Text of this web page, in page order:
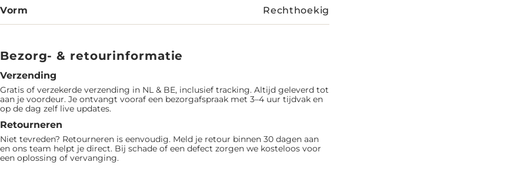
Vorm Rechthoekig
Bezorg- & retourinformatie
Verzending
Gratis of verzekerde verzending in NL & BE, inclusief tracking. Altijd geleverd tot
aan je voordeur. Je ontvangt vooraf een bezorgafspraak met 3–4 uur tijdvak en
op de dag zelf live updates.
Retourneren
Niet tevreden? Retourneren is eenvoudig. Meld je retour binnen 30 dagen aan
en ons team helpt je direct. Bij schade of een defect zorgen we kosteloos voor
een oplossing of vervanging.